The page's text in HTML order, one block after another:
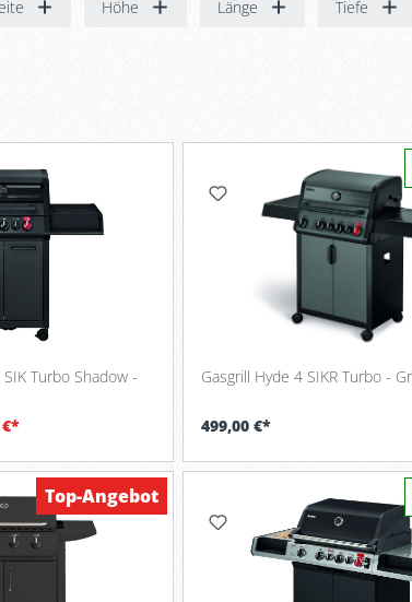
Höhe Länge Tiefe
Turbo Shadow -
€*
Gasgrill Hyde 4 SIKR Turbo -
499,00 €*
Top-Angebot